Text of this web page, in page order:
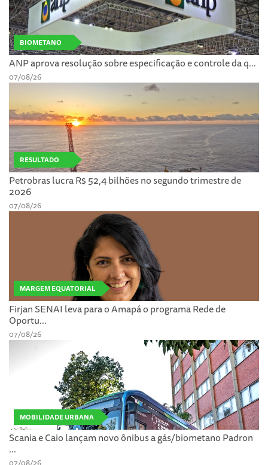
BIOMETANO
ANP aprova resolução sobre especificação e controle da q...
07/08/26
RESULTADO
Petrobras lucra R$ 52,4 bilhões no segundo trimestre de
2026
07/08/26
MARGEM EQUATORIAL
Firjan SENAI leva para o Amapá o programa Rede de
Oportu...
07/08/26
MOBILIDADE URBANA
Scania e Caio lançam novo ônibus a gás/biometano Padron
...